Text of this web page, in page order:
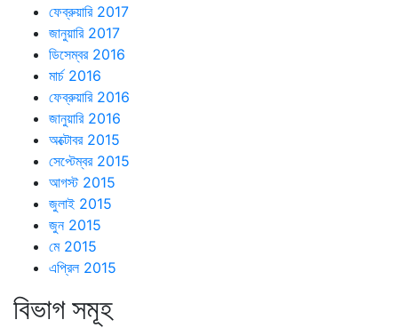
ফেব্রুয়ারি 2017
জানুয়ারি 2017
ডিসেম্বর 2016
মার্চ 2016
ফেব্রুয়ারি 2016
জানুয়ারি 2016
অক্টোবর 2015
সেপ্টেম্বর 2015
আগস্ট 2015
জুলাই 2015
জুন 2015
মে 2015
এপ্রিল 2015
বিভাগ সমূহ